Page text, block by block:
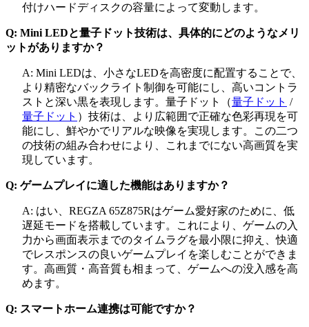
付けハードディスクの容量によって変動します。
Q: Mini LEDと量子ドット技術は、具体的にどのようなメリ
ットがありますか？
A: Mini LEDは、小さなLEDを高密度に配置することで、
より精密なバックライト制御を可能にし、高いコントラ
ストと深い黒を表現します。 量子ドット（量子ドット /
量子ドット ） 技術は、より広範囲で正確な色彩再現を可
能にし、鮮やかでリアルな映像を実現します。この二つ
の技術の組み合わせにより、これまでにない高画質を実
現しています。
Q: ゲームプレイに適した機能はありますか？
A: はい、REGZA 65Z875Rはゲーム愛好家のために、低
遅延モードを搭載しています。これにより、ゲームの入
力から画面表示までのタイムラグを最小限に抑え、快適
でレスポンスの良いゲームプレイを楽しむことができま
す。高画質・高音質も相まって、ゲームへの没入感を高
めます。
Q: スマートホーム連携は可能ですか？